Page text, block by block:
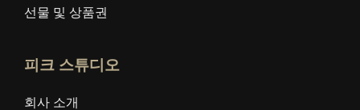
선물 및 상품권
피크 스튜디오
회사 소개